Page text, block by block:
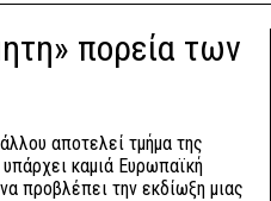
πορεία των
αποτελεί τμήμα της
καμιά Ευρωπαϊκή
προβλέπει την εκδίωξη μιας